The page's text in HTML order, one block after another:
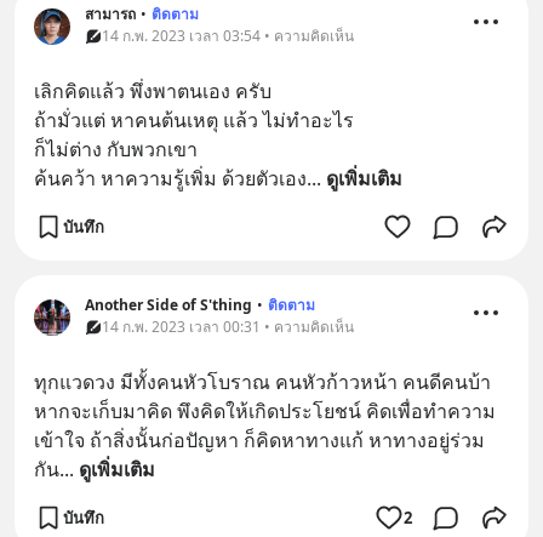
สามารถ • ติดตาม
14 ก.พ. 2023 เวลา 03:54 • ความคิดเห็น
เลิกคิดแล้ว พึ่งพาตนเอง ครับ
ถ้ามั่วแต่ หาคนต้นเหตุ แล้ว ไม่ทำอะไร
ก็ไม่ต่าง กับพวกเขา
ค้นคว้า หาความรู้เพิ่ม ด้วยตัวเอง... ดูเพิ่มเติม
บันทึก
Another Side of S'thing • ติดตาม
14 ก.พ. 2023 เวลา 00:31 • ความคิดเห็น
ทุกแวดวง มีทั้งคนหัวโบราณ คนหัวก้าวหน้า คนดีคนบ้า
หากจะเก็บมาคิด พึงคิดให้เกิดประโยชน์ คิดเพื่อทำความ
เข้าใจ ถ้าสิ่งนั้นก่อปัญหา ก็คิดหาทางแก้ หาทางอยู่ร่วม
กัน... ดูเพิ่มเติม
บันทึก 2